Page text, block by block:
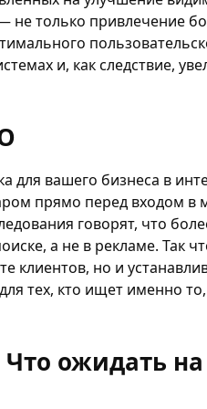
не только привлечение
и, как следствие,
для вашего бизнеса в
прямо перед входом в
говорят, что
а не в рекламе. Так
клиентов, но и
тех, кто ищет именно
Что ожидать